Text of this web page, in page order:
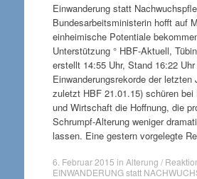
Einwanderung statt
Bundesarbeitsministerin hofft auf
einheimische Potentiale
Unterstützung ° HBF-Aktuell,
erstellt 14:55 Uhr, Stand 16:22 Uhr
Einwanderungsrekorde der letzten
zuletzt HBF 21.01.15) schüren
und Wirtschaft die Hoffnung, die
Schrumpf-Alterung weniger
lassen. Eine gestern vorgelegte
6. Februar 2015 in Alterung /
EINWANDERUNG statt